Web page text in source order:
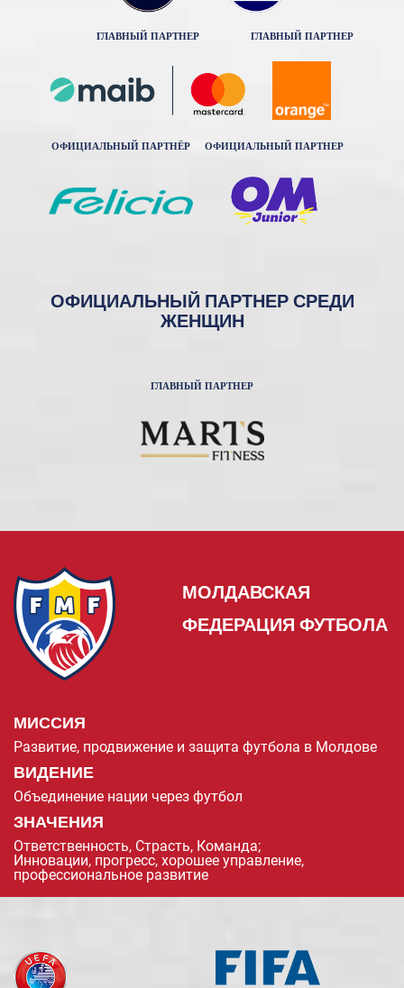
ГЛАВНЫЙ ПАРТНЕР ГЛАВНЫЙ ПАРТНЕР
ОФИЦИАЛЬНЫЙ ПАРТНЁР ОФИЦИАЛЬНЫЙ ПАРТНЕР
ОФИЦИАЛЬНЫЙ ПАРТНЕР СРЕДИ
ЖЕНЩИН
ГЛАВНЫЙ ПАРТНЕР
МОЛДАВСКАЯ
ФЕДЕРАЦИЯ ФУТБОЛА
МИССИЯ
Развитие, продвижение и защита футбола в Молдове
ВИДЕНИЕ
Объединение нации через футбол
ЗНАЧЕНИЯ
Ответственность, Страсть, Команда;
Инновации, прогресс, хорошее управление,
профессиональное развитие